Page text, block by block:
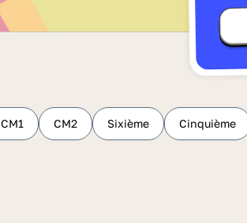
CM1 CM2 Sixième Cinquième